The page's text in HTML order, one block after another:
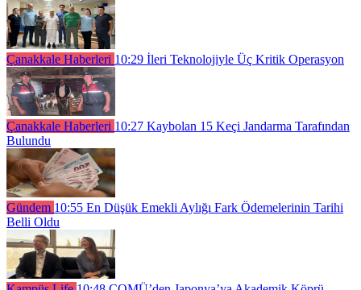
Çanakkale Haberleri 10:29 İleri Teknolojiyle Üç Kritik Operasyon
Çanakkale Haberleri 10:27 Kaybolan 15 Keçi Jandarma Tarafından
Bulundu
Gündem 10:55 En Düşük Emekli Aylığı Fark Ödemelerinin Tarihi
Belli Oldu